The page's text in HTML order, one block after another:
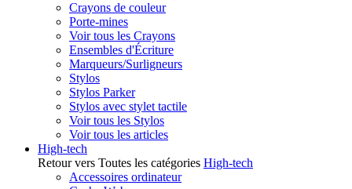
Crayons de couleur
Porte-mines
Voir tous les Crayons
Ensembles d'Écriture
Marqueurs/Surligneurs
Stylos
Stylos Parker
Stylos avec stylet tactile
Voir tous les Stylos
Voir tous les articles
High-tech
Retour vers Toutes les catégories High-tech
Accessoires ordinateur